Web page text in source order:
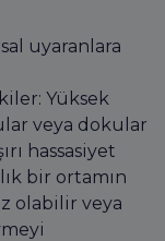
uyaranlara
Yüksek
veya dokular
hassasiyet
bir ortamın
olabilir veya